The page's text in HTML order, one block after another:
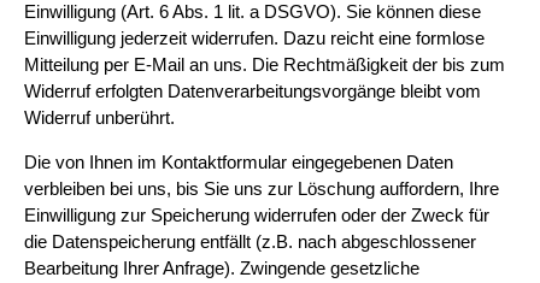
Einwilligung (Art. 6 Abs. 1 lit. a DSGVO). Sie können diese
Einwilligung jederzeit widerrufen. Dazu reicht eine formlose
Mitteilung per E-Mail an uns. Die Rechtmäßigkeit der bis zum
Widerruf erfolgten Datenverarbeitungsvorgänge bleibt vom
Widerruf unberührt.
Die von Ihnen im Kontaktformular eingegebenen Daten
verbleiben bei uns, bis Sie uns zur Löschung auffordern, Ihre
Einwilligung zur Speicherung widerrufen oder der Zweck für
die Datenspeicherung entfällt (z.B. nach abgeschlossener
Bearbeitung Ihrer Anfrage). Zwingende gesetzliche